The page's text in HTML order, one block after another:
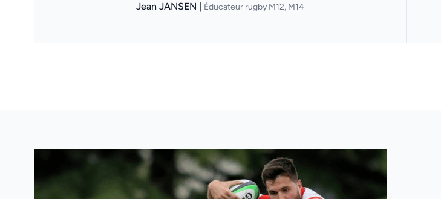
Jean JANSEN | Éducateur rugby M12, M14